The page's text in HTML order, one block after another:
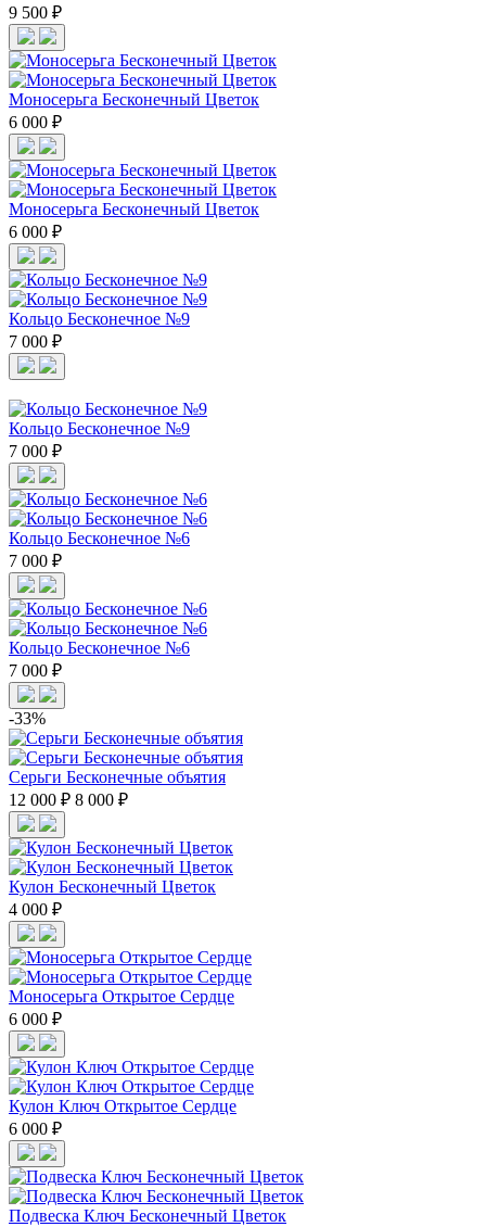
9 500 ₽
Моносерьга Бесконечный Цветок
6 000 ₽
Моносерьга Бесконечный Цветок
6 000 ₽
Кольцо Бесконечное №9
7 000 ₽
Кольцо Бесконечное №9
7 000 ₽
Кольцо Бесконечное №6
7 000 ₽
Кольцо Бесконечное №6
7 000 ₽
-33%
Серьги Бесконечные объятия
12 000 ₽ 8 000 ₽
Кулон Бесконечный Цветок
4 000 ₽
Моносерьга Открытое Сердце
6 000 ₽
Кулон Ключ Открытое Сердце
6 000 ₽
Подвеска Ключ Бесконечный Цветок